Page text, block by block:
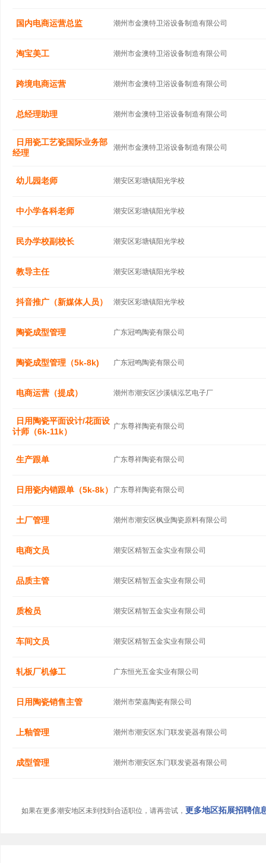
国内电商运营总监 潮州市金澳特卫浴设备制造有限公司
淘宝美工 潮州市金澳特卫浴设备制造有限公司
跨境电商运营 潮州市金澳特卫浴设备制造有限公司
总经理助理 潮州市金澳特卫浴设备制造有限公司
日用瓷工艺瓷国际业务部
经理
潮州市金澳特卫浴设备制造有限公司
幼儿园老师 潮安区彩塘镇阳光学校
中小学各科老师 潮安区彩塘镇阳光学校
民办学校副校长 潮安区彩塘镇阳光学校
教导主任 潮安区彩塘镇阳光学校
抖音推广（新媒体人员） 潮安区彩塘镇阳光学校
陶瓷成型管理 广东冠鸣陶瓷有限公司
陶瓷成型管理（5k-8k) 广东冠鸣陶瓷有限公司
电商运营（提成） 潮州市潮安区沙溪镇泓艺电子厂
日用陶瓷平面设计/花面设
计师（6k-11k）
广东尊祥陶瓷有限公司
生产跟单 广东尊祥陶瓷有限公司
日用瓷内销跟单（5k-8k） 广东尊祥陶瓷有限公司
土厂管理 潮州市潮安区枫业陶瓷原料有限公司
电商文员 潮安区精智五金实业有限公司
品质主管 潮安区精智五金实业有限公司
质检员 潮安区精智五金实业有限公司
车间文员 潮安区精智五金实业有限公司
轧板厂机修工 广东恒光五金实业有限公司
日用陶瓷销售主管 潮州市荣嘉陶瓷有限公司
上釉管理 潮州市潮安区东门联发瓷器有限公司
成型管理 潮州市潮安区东门联发瓷器有限公司
如果在更多潮安地区未到找到合适职位，请再尝试， 更多地区拓展招聘信